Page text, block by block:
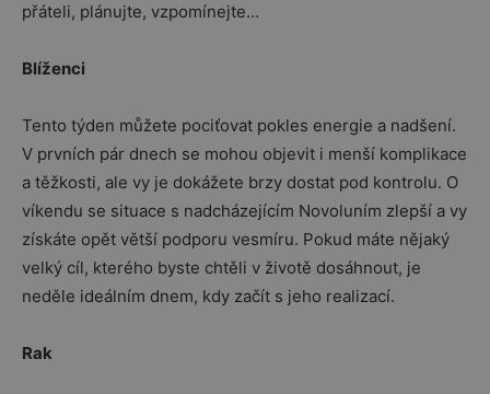
přáteli, plánujte, vzpomínejte…
Blíženci
Tento týden můžete pociťovat pokles energie a nadšení.
V prvních pár dnech se mohou objevit i menší komplikace
a těžkosti, ale vy je dokážete brzy dostat pod kontrolu. O
víkendu se situace s nadcházejícím Novoluním zlepší a vy
získáte opět větší podporu vesmíru. Pokud máte nějaký
velký cíl, kterého byste chtěli v životě dosáhnout, je
neděle ideálním dnem, kdy začít s jeho realizací.
Rak